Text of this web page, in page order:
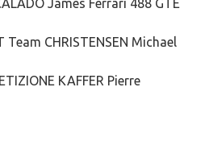
James Ferrari 488 GTE
Team CHRISTENSEN Michael
KAFFER Pierre